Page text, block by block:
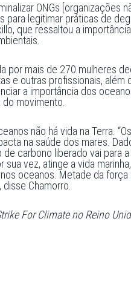
ONGs [organizações
legitimar práticas de
que ressaltou a
por mais de 270 mulheres
e outras profissionais,
a importância dos
movimento.
não há vida na Terra.
na saúde dos mares.
carbono liberado vai para
vez, atinge a vida
oceanos. Metade da
Chamorro.
For Climate no Reino